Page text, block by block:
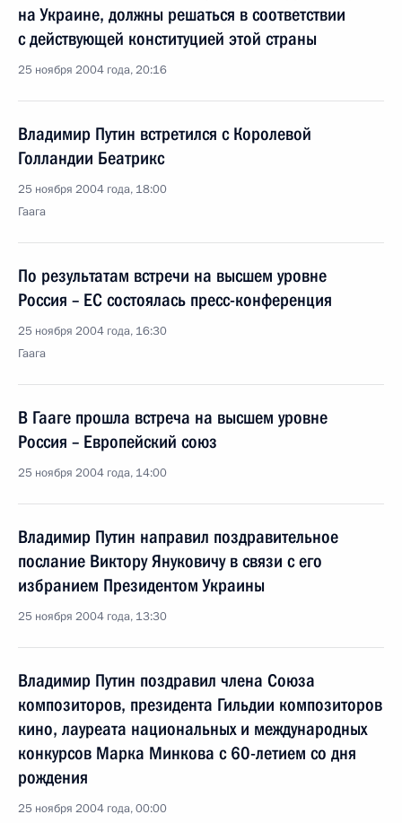
на Украине, должны решаться в соответствии
с действующей конституцией этой страны
25 ноября 2004 года, 20:16
Владимир Путин встретился с Королевой
Голландии Беатрикс
25 ноября 2004 года, 18:00
Гаага
По результатам встречи на высшем уровне
Россия – ЕС состоялась пресс-конференция
25 ноября 2004 года, 16:30
Гаага
В Гааге прошла встреча на высшем уровне
Россия – Европейский союз
25 ноября 2004 года, 14:00
Владимир Путин направил поздравительное
послание Виктору Януковичу в связи с его
избранием Президентом Украины
25 ноября 2004 года, 13:30
Владимир Путин поздравил члена Союза
композиторов, президента Гильдии композиторов
кино, лауреата национальных и международных
конкурсов Марка Минкова с 60-летием со дня
рождения
25 ноября 2004 года, 00:00